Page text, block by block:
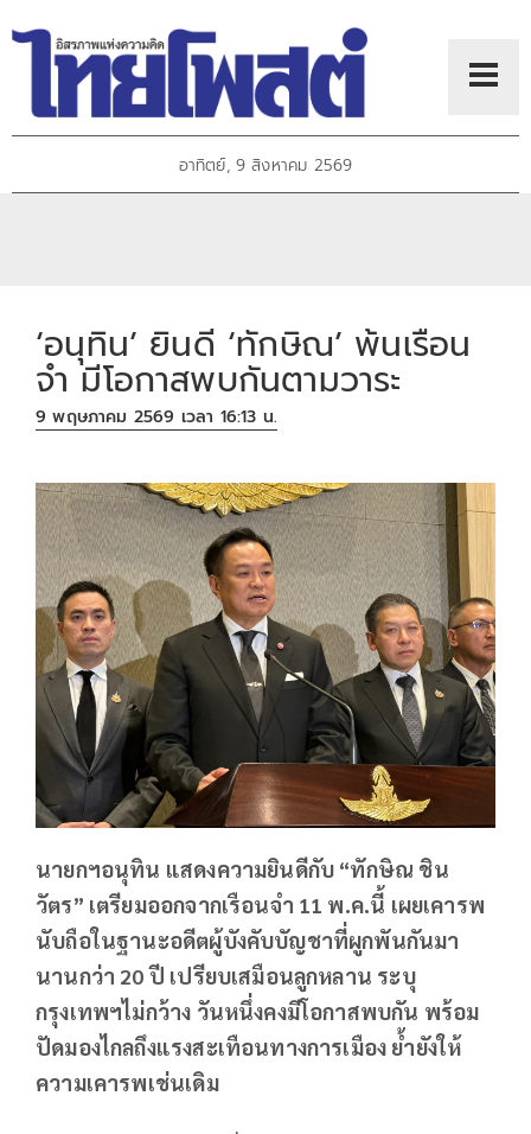
อาทิตย์, 9 สิงหาคม 2569
‘อนุทิน’ ยินดี ‘ทักษิณ’ พ้นเรือน
จำ มีโอกาสพบกันตามวาระ
9 พฤษภาคม 2569 เวลา 16:13 น.
นายกฯอนุทิน แสดงความยินดีกับ “ทักษิณ ชิน
วัตร” เตรียมออกจากเรือนจำ 11 พ.ค.นี้ เผยเคารพ
นับถือในฐานะอดีตผู้บังคับบัญชาที่ผูกพันกันมา
นานกว่า 20 ปี เปรียบเสมือนลูกหลาน ระบุ
กรุงเทพฯไม่กว้าง วันหนึ่งคงมีโอกาสพบกัน พร้อม
ปัดมองไกลถึงแรงสะเทือนทางการเมือง ย้ำยังให้
ความเคารพเช่นเดิม